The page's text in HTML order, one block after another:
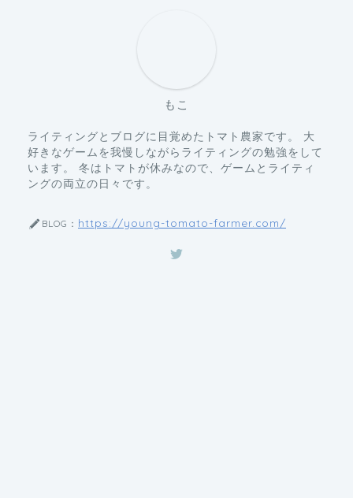
もこ
ライティングとブログに目覚めたトマト農家です。 大
好きなゲームを我慢しながらライティングの勉強をして
います。 冬はトマトが休みなので、ゲームとライティ
ングの両立の日々です。
BLOG： https://young-tomato-farmer.com/